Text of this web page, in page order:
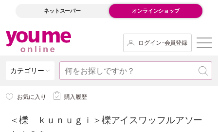
ネットスーパー オンラインショップ
ログイン･会員登録
カテゴリー
お気に入り 購入履歴
＜櫟 ｋｕｎｕｇｉ＞櫟アイスワッフルアソー